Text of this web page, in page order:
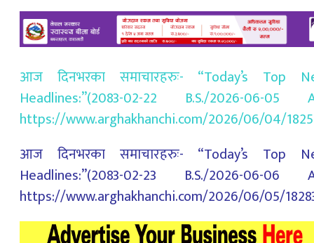
आज दिनभरका समाचारहरुः- “Today’s Top
Headlines:”(2083-02-22 B.S./2026-06-05
https://www.arghakhanchi.com/2026/06/04/
आज दिनभरका समाचारहरुः- “Today’s Top
Headlines:”(2083-02-23 B.S./2026-06-06
https://www.arghakhanchi.com/2026/06/05/